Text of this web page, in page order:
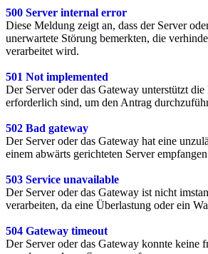
500 Server internal error
Diese Meldung zeigt an, dass der Server
unerwartete Störung bemerkten, die
verarbeitet wird.
501 Not implemented
Der Server oder das Gateway unterstützt
erforderlich sind, um den Antrag
502 Bad gateway
Der Server oder das Gateway hat eine
einem abwärts gerichteten Server
503 Service unavailable
Der Server oder das Gateway ist nicht
verarbeiten, da eine Überlastung oder ein
504 Gateway timeout
Der Server oder das Gateway konnte keine